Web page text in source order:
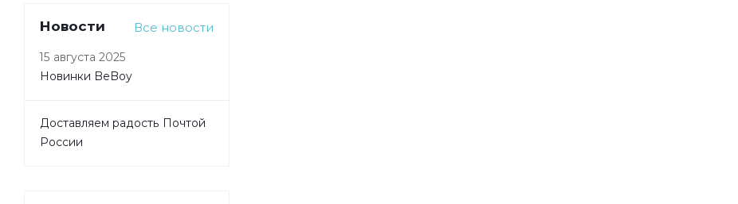
Новости Все новости
15 августа 2025
Новинки BeBoy
Доставляем радость Почтой
России